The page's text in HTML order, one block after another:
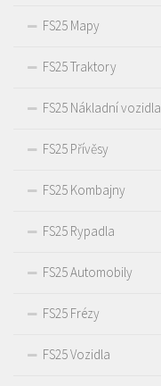
FS25 Mapy
FS25 Traktory
FS25 Nákladní vozidla
FS25 Přívěsy
FS25 Kombajny
FS25 Rypadla
FS25 Automobily
FS25 Frézy
FS25 Vozidla